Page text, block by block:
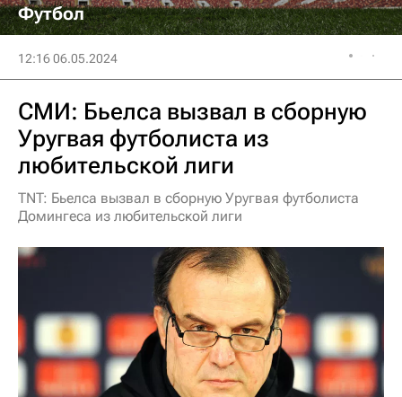
Футбол
12:16 06.05.2024
СМИ: Бьелса вызвал в сборную
Уругвая футболиста из
любительской лиги
TNT: Бьелса вызвал в сборную Уругвая футболиста
Домингеса из любительской лиги